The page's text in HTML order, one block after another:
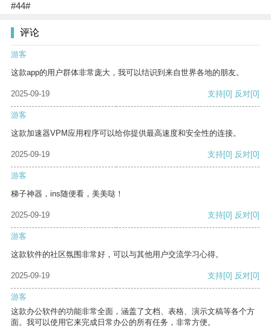
#44#
评论
游客
这款app的用户群体非常庞大，我可以结识到来自世界各地的朋友。
2025-09-19 支持[0] 反对[0]
游客
这款加速器VPM应用程序可以给你提供最高速度和安全性的连接。
2025-09-19 支持[0] 反对[0]
游客
梯子神器，ins随便看，美美哒！
2025-09-19 支持[0] 反对[0]
游客
这款软件的社区氛围非常好，可以与其他用户交流学习心得。
2025-09-19 支持[0] 反对[0]
游客
这款办公软件的功能非常全面，涵盖了文档、表格、演示文稿等各个方
面。我可以使用它来完成日常办公的所有任务，非常方便。